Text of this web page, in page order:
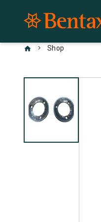
chevron_right Shop